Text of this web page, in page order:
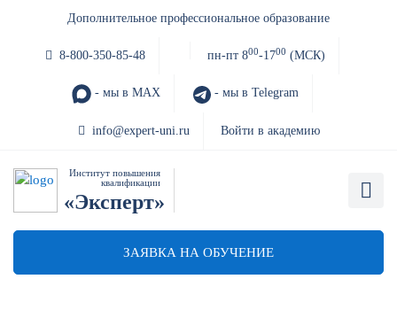
Дополнительное профессиональное образование
8-800-350-85-48 пн-пт 800-1700 (МСК)
- мы в MAX - мы в Telegram
info@expert-uni.ru Войти в академию
Институт повышения
квалификации
«Эксперт»
ЗАЯВКА НА ОБУЧЕНИЕ